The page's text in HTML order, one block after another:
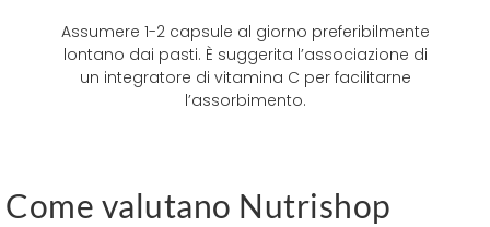
Assumere 1-2 capsule al giorno preferibilmente
lontano dai pasti. È suggerita l’associazione di
un integratore di vitamina C per facilitarne
l’assorbimento.
Come valutano Nutrishop